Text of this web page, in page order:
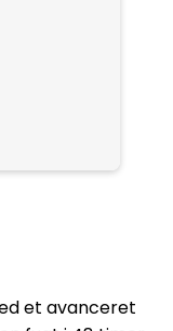
et avanceret